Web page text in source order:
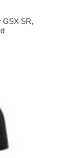
GSX SR,